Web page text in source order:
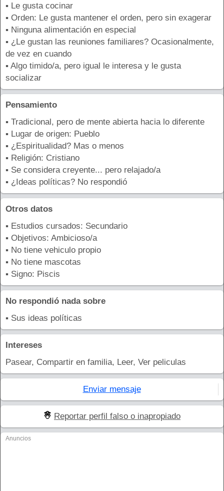
▪ Le gusta cocinar
▪ Orden: Le gusta mantener el orden, pero sin exagerar
▪ Ninguna alimentación en especial
▪ ¿Le gustan las reuniones familiares? Ocasionalmente,
de vez en cuando
▪ Algo timido/a, pero igual le interesa y le gusta
socializar
Pensamiento
▪ Tradicional, pero de mente abierta hacia lo diferente
▪ Lugar de origen: Pueblo
▪ ¿Espiritualidad? Mas o menos
▪ Religión: Cristiano
▪ Se considera creyente... pero relajado/a
▪ ¿Ideas políticas? No respondió
Otros datos
▪ Estudios cursados: Secundario
▪ Objetivos: Ambicioso/a
▪ No tiene vehiculo propio
▪ No tiene mascotas
▪ Signo: Piscis
No respondió nada sobre
▪ Sus ideas políticas
Intereses
Pasear, Compartir en familia, Leer, Ver peliculas
Enviar mensaje
Reportar perfil falso o inapropiado
Anuncios